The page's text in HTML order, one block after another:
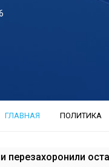
ГЛАВНАЯ ПОЛИТИКА
перезахоронили